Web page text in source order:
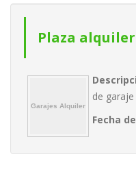
Plaza
de
Fecha